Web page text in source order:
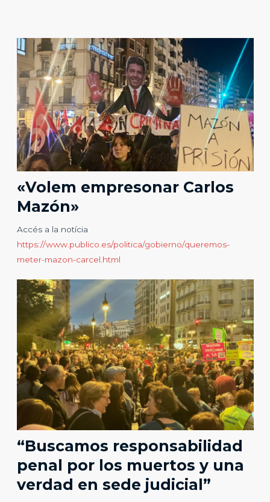
«Volem empresonar Carlos
Mazón»
Accés a la notícia
https://www.publico.es/politica/gobierno/queremos-
meter-mazon-carcel.html
“Buscamos responsabilidad
penal por los muertos y una
verdad en sede judicial”